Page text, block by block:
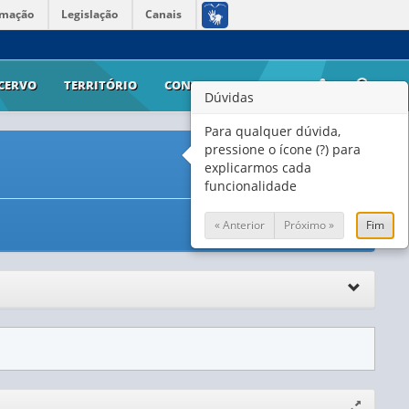
Legislação Canais
TERRITÓRIO CONTATO AJUDA
Dúvidas
Para qualquer dúvida,
pressione o ícone (?) para
explicarmos cada
funcionalidade
« Anterior Próximo » Fim